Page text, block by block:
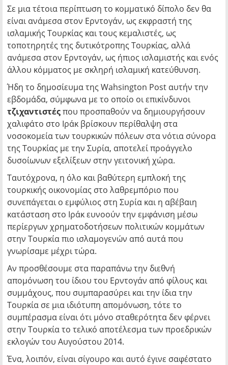
Σε μια τέτοια περίπτωση το κομματικό δίπολο δεν θα
είναι ανάμεσα στον Ερντογάν, ως εκφραστή της
ισλαμικής Τουρκίας και τους κεμαλιστές, ως
τοποτηρητές της δυτικότροπης Τουρκίας, αλλά
ανάμεσα στον Ερντογάν, ως ήπιος ισλαμιστής και ενός
άλλου κόμματος με σκληρή ισλαμική κατεύθυνση.
Ήδη το δημοσίευμα της Wahsington Post αυτήν την
εβδομάδα, σύμφωνα με το οποίο οι επικίνδυνοι
τζιχαντιστέςπου προσπαθούν να δημιουργήσουν
χαλιφάτο στο Ιράκ βρίσκουν περίθαλψη στα
νοσοκομεία των τουρκικών πόλεων στα νότια σύνορα
της Τουρκίας με την Συρία, αποτελεί προάγγελο
δυσοίωνων εξελίξεων στην γειτονική χώρα.
Ταυτόχρονα, η όλο και βαθύτερη εμπλοκή της
τουρκικής οικονομίας στο λαθρεμπόριο που
συνεπάγεται ο εμφύλιος στη Συρία και η αβέβαιη
κατάσταση στο Ιράκ ευνοούν την εμφάνιση μέσω
περίεργων χρηματοδοτήσεων πολιτικών κομμάτων
στην Τουρκία πιο ισλαμογενών από αυτά που
γνωρίσαμε μέχρι τώρα.
Αν προσθέσουμε στα παραπάνω την διεθνή
απομόνωση του ίδιου του Ερντογάν από φίλους και
συμμάχους, που συμπαρασύρει και την ίδια την
Τουρκία σε μια ιδιότυπη απομόνωση, τότε το
συμπέρασμα είναι ότι μόνο σταθερότητα δεν φέρνει
στην Τουρκία το τελικό αποτέλεσμα των προεδρικών
εκλογών του Αυγούστου 2014.
Ένα, λοιπόν, είναι σίγουρο και αυτό έγινε σαφέστατο